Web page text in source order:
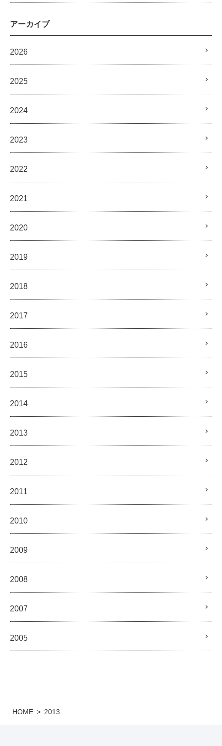
アーカイブ
2026
2025
2024
2023
2022
2021
2020
2019
2018
2017
2016
2015
2014
2013
2012
2011
2010
2009
2008
2007
2005
HOME 2013